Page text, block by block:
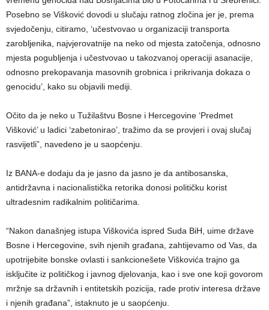
Posebno se Višković dovodi u slučaju ratnog zločina jer je, prema
svjedočenju, citiramo, ‘učestvovao u organizaciji transporta
zarobljenika, najvjerovatnije na neko od mjesta zatočenja, odnosno
mjesta pogubljenja i učestvovao u takozvanoj operaciji asanacije,
odnosno prekopavanja masovnih grobnica i prikrivanja dokaza o
genocidu’, kako su objavili mediji.
Očito da je neko u Tužilaštvu Bosne i Hercegovine ‘Predmet
Višković’ u ladici ‘zabetonirao’, tražimo da se provjeri i ovaj slučaj
rasvijetli”, navedeno je u saopćenju.
Iz BANA-e dodaju da je jasno da jasno je da antibosanska,
antidržavna i nacionalistička retorika donosi političku korist
ultradesnim radikalnim političarima.
“Nakon današnjeg istupa Viškovića ispred Suda BiH, uime države
Bosne i Hercegovine, svih njenih građana, zahtijevamo od Vas, da
upotrijebite bonske ovlasti i sankcionešete Viškovića trajno ga
isključite iz političkog i javnog djelovanja, kao i sve one koji govorom
mržnje sa državnih i entitetskih pozicija, rade protiv interesa države
i njenih građana”, istaknuto je u saopćenju.